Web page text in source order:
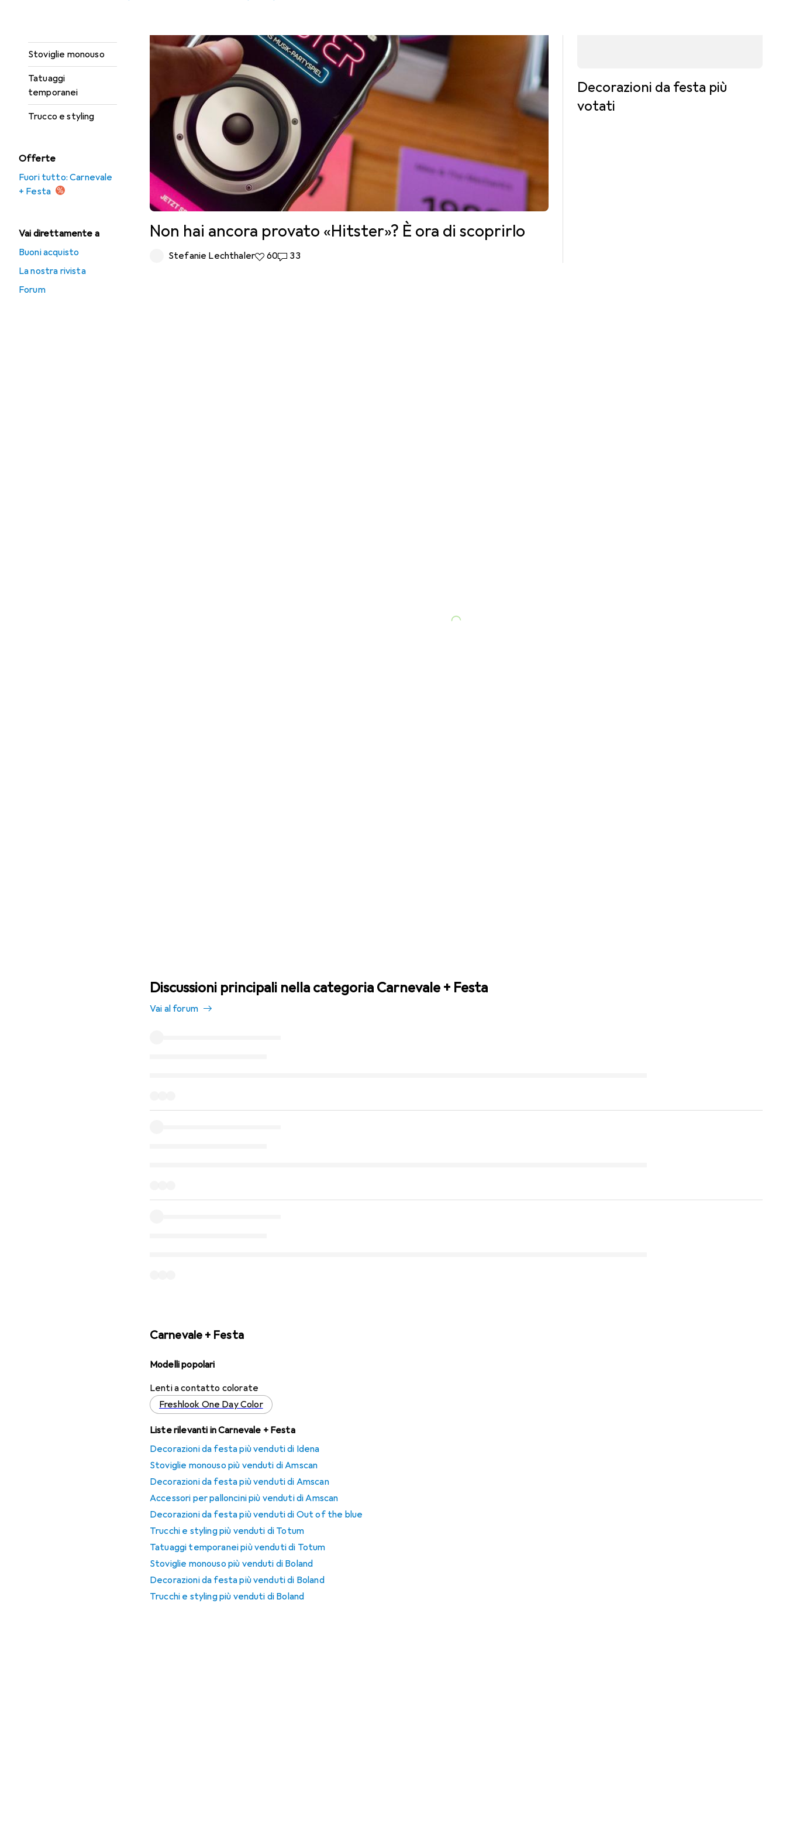
Stoviglie monouso
Tatuaggi
temporanei
Trucco e styling
Offerte
Fuori tutto: Carnevale
+ Festa
Vai direttamente a
Buoni acquisto
La nostra rivista
Forum
Non hai ancora provato «Hitster»? È ora di scoprirlo
Stefanie Lechthaler60 like
6033 commenti
33
Decorazioni da festa più
votati
Discussioni principali nella categoria Carnevale + Festa
Vai al forum
Carnevale + Festa
Modelli popolari
Lenti a contatto colorate
Freshlook One Day Color
Liste rilevanti in Carnevale + Festa
Decorazioni da festa più venduti di Idena
Stoviglie monouso più venduti di Amscan
Decorazioni da festa più venduti di Amscan
Accessori per palloncini più venduti di Amscan
Decorazioni da festa più venduti di Out of the blue
Trucchi e styling più venduti di Totum
Tatuaggi temporanei più venduti di Totum
Stoviglie monouso più venduti di Boland
Decorazioni da festa più venduti di Boland
Trucchi e styling più venduti di Boland